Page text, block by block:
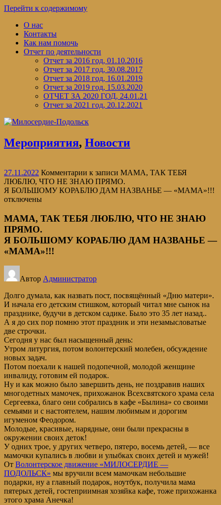
Перейти к содержимому
О нас
Контакты
Как нам помочь
Отчет по деятельности
Отчет за 2016 год, 01.10.2016
Отчет за 2017 год, 30.08.2017
Отчет за 2018 год, 16.01.2019
Отчет за 2019 год, 15.03.2020
ОТЧЕТ ЗА 2020 ГОД, 24.01.21
Отчет за 2021 год, 20.12.2021
Мероприятия, Новости
27.11.2022 Комментарии к записи МАМА, ТАК ТЕБЯ
ЛЮБЛЮ, ЧТО НЕ ЗНАЮ ПРЯМО.
Я БОЛЬШОМУ КОРАБЛЮ ДАМ НАЗВАНЬЕ — «МАМА»!!!
отключены
МАМА, ТАК ТЕБЯ ЛЮБЛЮ, ЧТО НЕ ЗНАЮ
ПРЯМО.
Я БОЛЬШОМУ КОРАБЛЮ ДАМ НАЗВАНЬЕ —
«МАМА»!!!
Автор Администратор
Долго думала, как назвать пост, посвящённый «Дню матери».
И начала его детским стишком, который читал мне сынок на
празднике, будучи в детском садике. Было это 35 лет назад..
А я до сих пор помню этот праздник и эти незамысловатые
две строчки.
Сегодня у нас был насыщенный день:
Утром литургия, потом волонтерский молебен, обсуждение
новых задач.
Потом поехали к нашей подопечной, молодой женщине
инвалиду, готовим ей подарок.
Ну и как можно было завершить день, не поздравив наших
многодетных мамочек, прихожанок Всехсвятского храма села
Сергеевка, благо они собрались в кафе «Былина» со своими
семьями и с настоятелем, нашим любимым и дорогим
игуменом Феодором.
Молодые, красивые, нарядные, они были прекрасны в
окружении своих деток!
У одних трое, у других четверо, пятеро, восемь детей, — все
мамочки купались в любви и улыбках своих детей и мужей!
От Волонтерское движение «МИЛОСЕРДИЕ —
ПОДОЛЬСК» мы вручили всем мамочкам небольшие
подарки, ну а главный подарок, ноутбук, получила мама
пятерых детей, гостеприимная хозяйка кафе, тоже прихожанка
этого храма Анечка!